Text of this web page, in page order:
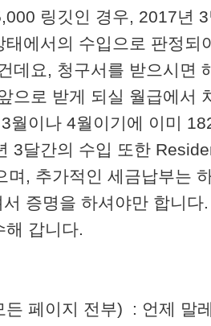
링깃인 경우, 2017년
에서의 수입으로 판정되
데요, 청구서를 받으시면
으로 받게 되실 월급에서
월이나 4월이기에 이미
3달간의 수입 또한
며, 추가적인 세금납부는
증명을 하셔야만 합니
해 갑니다.
든 페이지 전부) : 언제 말